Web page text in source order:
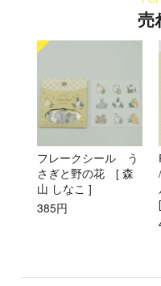
売
フレークシール う
さぎと野の花 [ 森
山 しなこ ]
385円